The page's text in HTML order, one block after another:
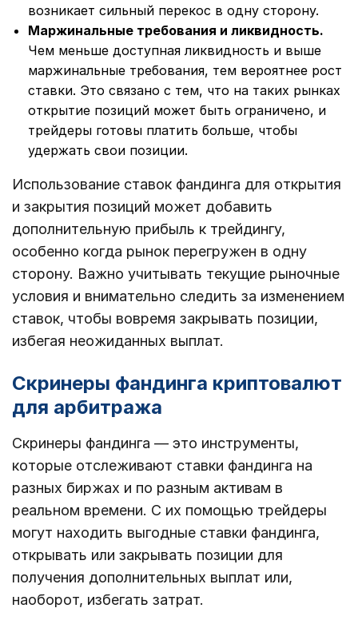
возникает сильный перекос в одну сторону.
Маржинальные требования и ликвидность.
Чем меньше доступная ликвидность и выше
маржинальные требования, тем вероятнее рост
ставки. Это связано с тем, что на таких рынках
открытие позиций может быть ограничено, и
трейдеры готовы платить больше, чтобы
удержать свои позиции.
Использование ставок фандинга для открытия
и закрытия позиций может добавить
дополнительную прибыль к трейдингу,
особенно когда рынок перегружен в одну
сторону. Важно учитывать текущие рыночные
условия и внимательно следить за изменением
ставок, чтобы вовремя закрывать позиции,
избегая неожиданных выплат.
Скринеры фандинга криптовалют
для арбитража
Скринеры фандинга — это инструменты,
которые отслеживают ставки фандинга на
разных биржах и по разным активам в
реальном времени. С их помощью трейдеры
могут находить выгодные ставки фандинга,
открывать или закрывать позиции для
получения дополнительных выплат или,
наоборот, избегать затрат.